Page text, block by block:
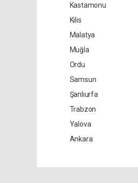
Kastamonu
Kilis
Malatya
Muğla
Ordu
Samsun
Şanlıurfa
Trabzon
Yalova
Ankara